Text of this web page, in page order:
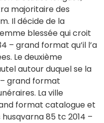
majoritaire des
Il décide de la
blessée qui croit
– grand format qu’il l’a
Le deuxième
autour duquel se la
– grand format
La ville
format catalogue et
85 tc 2014 –